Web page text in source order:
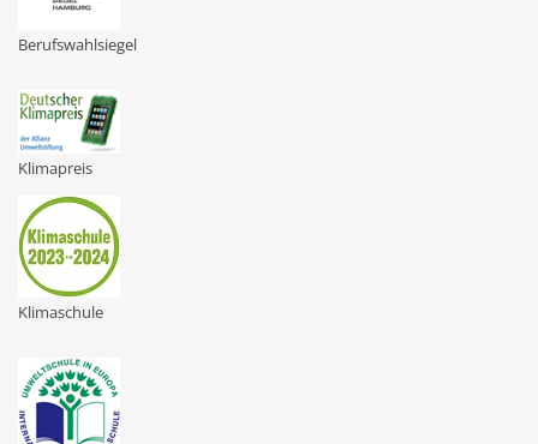
Berufswahlsiegel
Klimapreis
Klimaschule